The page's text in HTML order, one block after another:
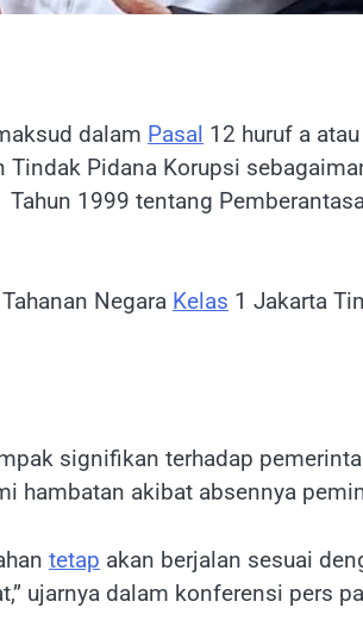
dalam Pasal 12 huruf a
Pidana Korupsi
1999 tentang
Negara Kelas 1 Jakarta
signifikan terhadap
hambatan akibat absennya
tetap akan berjalan sesuai
ujarnya dalam konferensi pers